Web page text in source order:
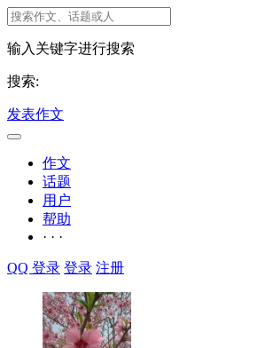
输入关键字进行搜索
搜索:
发表作文
作文
话题
用户
帮助
· · ·
QQ 登录 登录 注册